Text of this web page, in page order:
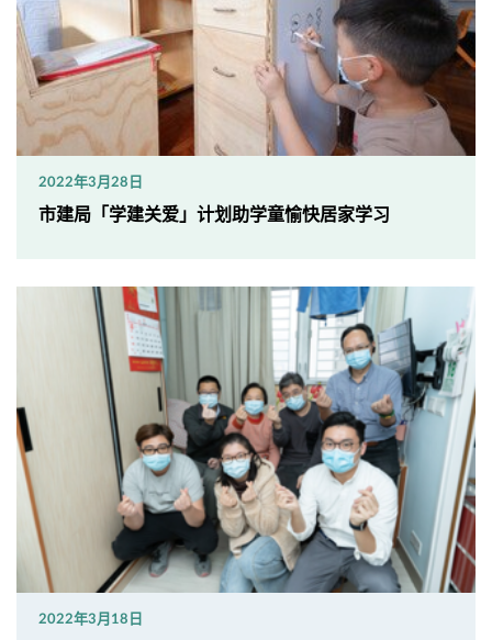
2022年3月28日
市建局「学建关爱」计划助学童愉快居家学习
2022年3月18日